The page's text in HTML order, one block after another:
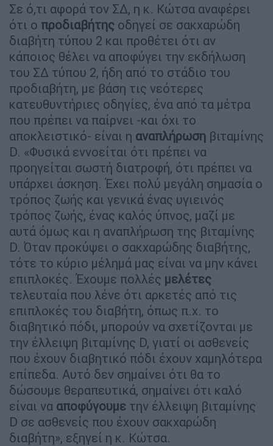
Σε ό,τι αφορά τον ΣΔ, η κ. Κώτσα αναφέρει
ότι ο προδιαβήτης οδηγεί σε σακχαρώδη
διαβήτη τύπου 2 και προθέτει ότι αν
κάποιος θέλει να αποφύγει την εκδήλωση
του ΣΔ τύπου 2, ήδη από το στάδιο του
προδιαβήτη, με βάση τις νεότερες
κατευθυντήριες οδηγίες, ένα από τα μέτρα
που πρέπει να παίρνει -και όχι το
αποκλειστικό- είναι η αναπλήρωση βιταμίνης
D. «Φυσικά εννοείται ότι πρέπει να
προηγείται σωστή διατροφή, ότι πρέπει να
υπάρχει άσκηση. Έχει πολύ μεγάλη σημασία ο
τρόπος ζωής και γενικά ένας υγιεινός
τρόπος ζωής, ένας καλός ύπνος, μαζί με
αυτά όμως και η αναπλήρωση της βιταμίνης
D. Όταν προκύψει ο σακχαρώδης διαβήτης,
τότε το κύριο μέλημά μας είναι να μην κάνει
επιπλοκές. Έχουμε πολλές μελέτες
τελευταία που λένε ότι αρκετές από τις
επιπλοκές του διαβήτη, όπως π.χ. το
διαβητικό πόδι, μπορούν να σχετίζονται με
την έλλειψη βιταμίνης D, γιατί οι ασθενείς
που έχουν διαβητικό πόδι έχουν χαμηλότερα
επίπεδα. Αυτό δεν σημαίνει ότι θα το
δώσουμε θεραπευτικά, σημαίνει ότι καλό
είναι να αποφύγουμε την έλλειψη βιταμίνης
D σε ασθενείς που έχουν σακχαρώδη
διαβήτη», εξηγεί η κ. Κώτσα.